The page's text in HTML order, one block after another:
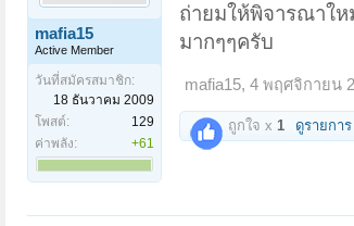
mafia15
Active Member
วันที่สมัครสมาชิก:
18 ธันวาคม 2009
โพสต์:
129
ค่าพลัง:
+61
ถ่ายมให้พิจารณาใ
มากๆๆครับ
mafia15, 4 พฤศจิกายน
ถูกใจ x 1 ดูรายการ